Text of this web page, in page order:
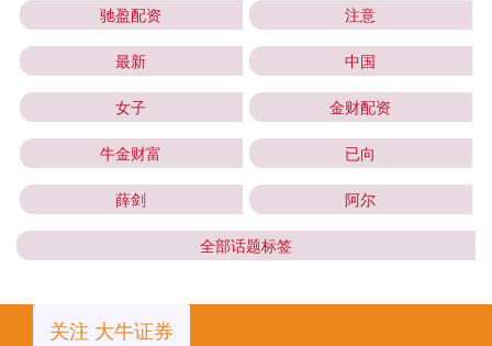
驰盈配资 注意
最新 中国
女子 金财配资
牛金财富 已向
薛剑 阿尔
全部话题标签
关注 大牛证券